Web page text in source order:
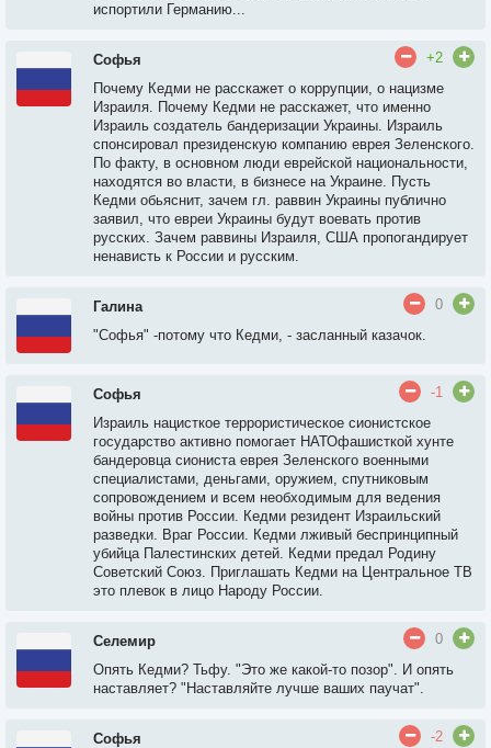
испортили Германию...
Софья
+2
Почему Кедми не расскажет о коррупции, о нацизме
Израиля. Почему Кедми не расскажет, что именно
Израиль создатель бандеризации Украины. Израиль
спонсировал президенскую компанию еврея Зеленского.
По факту, в основном люди еврейской национальности,
находятся во власти, в бизнесе на Украине. Пусть
Кедми обьяснит, зачем гл. раввин Украины публично
заявил, что евреи Украины будут воевать против
русских. Зачем раввины Израиля, США пропогандирует
ненависть к России и русским.
Галина
0
"Софья" -потому что Кедми, - засланный казачок.
Софья
-1
Израиль нацисткое террористическое сионистское
государство активно помогает НАТОфашисткой хунте
бандеровца сиониста еврея Зеленского военными
специалистами, деньгами, оружием, спутниковым
сопровождением и всем необходимым для ведения
войны против России. Кедми резидент Израильский
разведки. Враг России. Кедми лживый беспринципный
убийца Палестинских детей. Кедми предал Родину
Советский Союз. Приглашать Кедми на Центральное ТВ
это плевок в лицо Народу России.
Селемир
0
Опять Кедми? Тьфу. "Это же какой-то позор". И опять
наставляет? "Наставляйте лучше ваших паучат".
Софья
-2